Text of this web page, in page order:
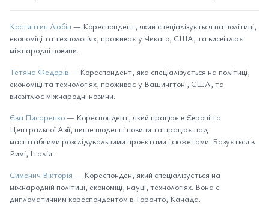
Костянтин Любін — Кореспондент, який спеціалізується на політиці,
економіці та технологіях, проживає у Чикаго, США, та висвітлює
міжнародні новини.
Тетяна Федорів— Кореспондент, яка спеціалізується на політиці,
економіці та технологіях, проживає у Вашингтоні, США, та
висвітлює міжнародні новини.
Єва Писаренко— Кореспондент, який працює в Європі та
Центральної Азії, пише щоденні новини та працює над
масштабними розслідувальними проєктами і сюжетами. Базується в
Римі, Італія.
Сименич Вікторія — Кореспонден, який спеціалізується на
міжнародній політиці, економіці, науці, технологіях. Вона є
дипломатичним кореспондентом в Торонто, Канада.